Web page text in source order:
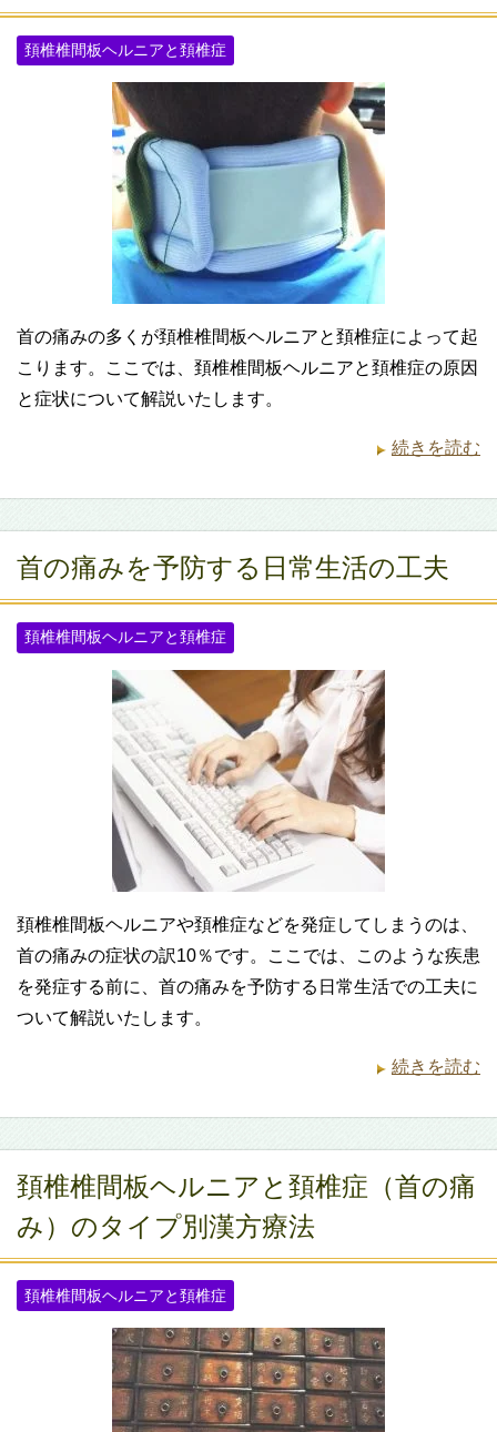
頚椎椎間板ヘルニアと頚椎症
首の痛みの多くが頚椎椎間板ヘルニアと頚椎症によって起
こります。ここでは、頚椎椎間板ヘルニアと頚椎症の原因
と症状について解説いたします。
続きを読む
首の痛みを予防する日常生活の工夫
頚椎椎間板ヘルニアと頚椎症
頚椎椎間板ヘルニアや頚椎症などを発症してしまうのは、
首の痛みの症状の訳10％です。ここでは、このような疾患
を発症する前に、首の痛みを予防する日常生活での工夫に
ついて解説いたします。
続きを読む
頚椎椎間板ヘルニアと頚椎症（首の痛
み）のタイプ別漢方療法
頚椎椎間板ヘルニアと頚椎症